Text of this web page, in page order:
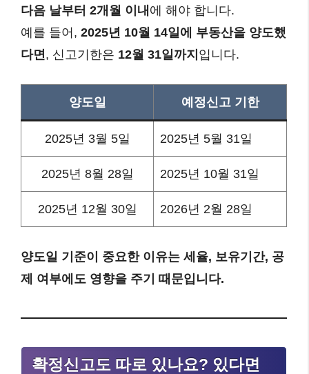
다음 날부터 2개월 이내 에 해야 합니다.
예를 들어, 2025년 10월 14일에 부동산을 양도했
다면 , 신고기한은 12월 31일까지 입니다.
양도일 예정신고 기한
2025년 3월 5일 2025년 5월 31일
2025년 8월 28일 2025년 10월 31일
2025년 12월 30일 2026년 2월 28일
양도일 기준이 중요한 이유는 세율, 보유기간, 공
제 여부에도 영향을 주기 때문입니다.
확정신고도 따로 있나요? 있다면